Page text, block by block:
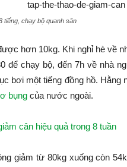
tiếng, chạy bộ quanh sân
hơn 10kg. Khi nghỉ hè về
để chạy bộ, đến 7h về nhà
bơi một tiếng đồng hồ. Hằng
bụng của nước ngoài.
cân hiệu quả trong 8 tuần
giảm từ 80kg xuống còn